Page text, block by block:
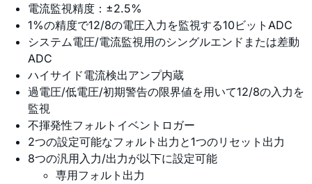
電流監視精度：±2.5%
1%の精度で12/8の電圧入力を監視する10ビットADC
システム電圧/電流監視用のシングルエンドまたは差動
ADC
ハイサイド電流検出アンプ内蔵
過電圧/低電圧/初期警告の限界値を用いて12/8の入力を
監視
不揮発性フォルトイベントロガー
2つの設定可能なフォルト出力と1つのリセット出力
8つの汎用入力/出力が以下に設定可能
専用フォルト出力